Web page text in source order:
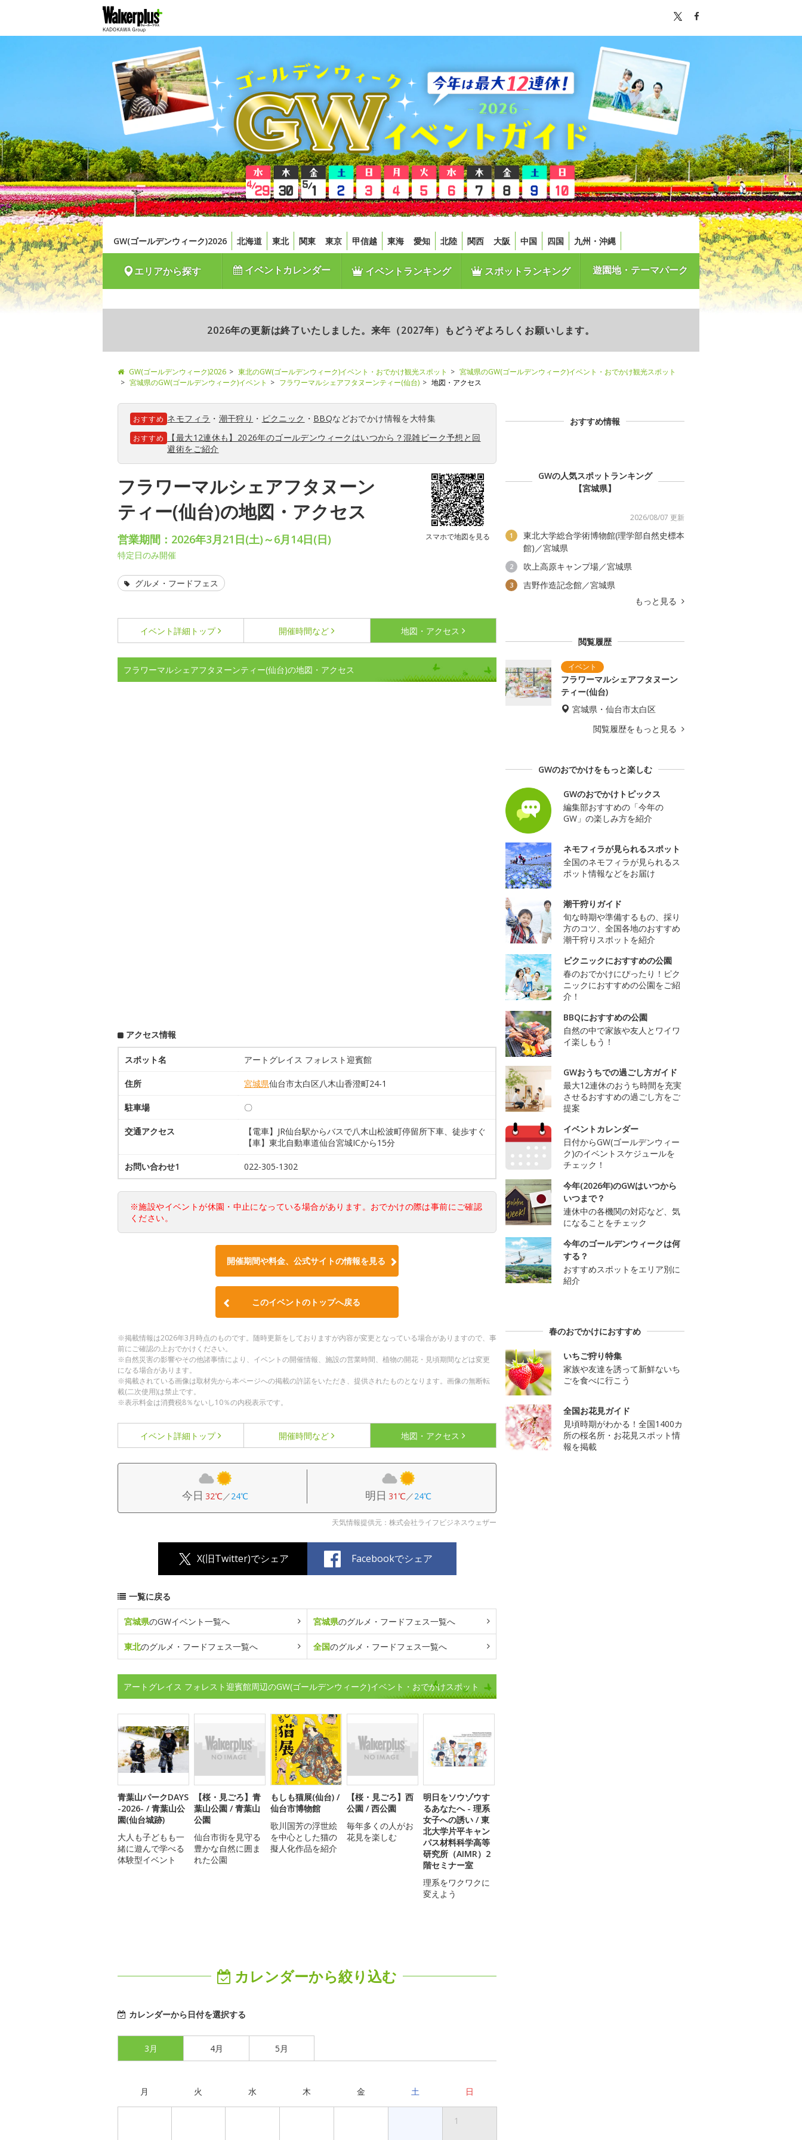
GW(ゴールデンウィーク)2026 北海道 東北 関東 東京 甲信越 東海 愛知 北陸 関西 大阪 中国 四国 九州・沖縄
エリアから探す イベントカレンダー イベントランキング スポットランキング 遊園地・テーマパーク
2026年の更新は終了いたしました。来年（2027年）もどうぞよろしくお願いします。
GW(ゴールデンウィーク)2026 東北のGW(ゴールデンウィーク)イベント・おでかけ観光スポット
宮城県のGW(ゴールデンウィーク)イベント・おでかけ観光スポット
宮城県のGW(ゴールデンウィーク)イベント
フラワーマルシェアフタヌーンティー(仙台) 地図・アクセス
おすすめ ネモフィラ ・ 潮干狩り ・ ピクニック ・ BBQなどおでかけ情報を大特集
おすすめ
【最大12連休も】2026年のゴールデンウィークはいつから？混雑ピーク予想と回
避術をご紹介
フラワーマルシェアフタヌーン
ティー(仙台)の地図・アクセス
スマホで地図を見る
営業期間：2026年3月21日(土)～6月14日(日)
特定日のみ開催
グルメ・フードフェス
イベント詳細 トップ 開催時間など 地図・アクセス
フラワーマルシェアフタヌーンティー(仙台)の地図・アクセス
アクセス情報
スポット名 アートグレイス フォレスト迎賓館
住所 宮城県仙台市太白区八木山香澄町24-1
駐車場 〇
交通アクセス
【電車】JR仙台駅からバスで八木山松波町停留所下車、徒歩すぐ
【車】東北自動車道仙台宮城ICから15分
お問い合わせ1 022-305-1302
※施設やイベントが休園・中止になっている場合があります。おでかけの際は事前にご確認
ください。
開催期間や料金、公式サイトの情報を見る
このイベントのトップへ戻る
※掲載情報は2026年3月時点のものです。随時更新をしておりますが内容が変更となっている場合がありますので、事
前にご確認の上おでかけください。
※自然災害の影響やその他諸事情により、イベントの開催情報、施設の営業時間、植物の開花・見頃期間などは変更
になる場合があります。
※掲載されている画像は取材先から本ページへの掲載の許諾をいただき、提供されたものとなります。画像の無断転
載(二次使用)は禁止です。
※表示料金は消費税8％ないし10％の内税表示です。
イベント詳細 トップ 開催時間など 地図・アクセス
今日 32℃／24℃ 明日 31℃／24℃
天気情報提供元：株式会社ライフビジネスウェザー
X(旧Twitter)でシェア Facebookでシェア
一覧に戻る
宮城県のGWイベント一覧へ 宮城県のグルメ・フードフェス一覧へ
東北のグルメ・フードフェス一覧へ 全国のグルメ・フードフェス一覧へ
アートグレイス フォレスト迎賓館周辺のGW(ゴールデンウィーク)イベント・おでかけスポット
青葉山パークDAYS
-2026- / 青葉山公
園(仙台城跡)
大人も子どもも一
緒に遊んで学べる
体験型イベント
【桜・見ごろ】青
葉山公園 / 青葉山
公園
仙台市街を見守る
豊かな自然に囲ま
れた公園
もしも猫展(仙台) /
仙台市博物館
歌川国芳の浮世絵
を中心とした猫の
擬人化作品を紹介
【桜・見ごろ】西
公園 / 西公園
毎年多くの人がお
花見を楽しむ
明日をソウゾウす
るあなたへ - 理系
女子への誘い / 東
北大学片平キャン
パス材料科学高等
研究所（AIMR）2
階セミナー室
理系をワクワクに
変えよう
カレンダーから絞り込む
カレンダーから日付を選択する
3月 4月 5月
月 火 水 木 金 土 日
1
おすすめ情報
GWの人気スポットランキング
【宮城県】
2026/08/07 更新
1
東北大学総合学術博物館(理学部自然史標本
館)／宮城県
2 吹上高原キャンプ場／宮城県
3
吉野作造記念館／宮城県
もっと見る
閲覧履歴
フラワーマルシェアフタヌーン
ティー(仙台)
宮城県・仙台市太白区
閲覧履歴をもっと見る
GWのおでかけをもっと楽しむ
GWのおでかけトピックス
編集部おすすめの「今年の
GW」の楽しみ方を紹介
ネモフィラが見られるスポット
全国のネモフィラが見られるス
ポット情報などをお届け
潮干狩りガイド
旬な時期や準備するもの、採り
方のコツ、全国各地のおすすめ
潮干狩りスポットを紹介
ピクニックにおすすめの公園
春のおでかけにぴったり！ピク
ニックにおすすめの公園をご紹
介！
BBQにおすすめの公園
自然の中で家族や友人とワイワ
イ楽しもう！
GWおうちでの過ごし方ガイド
最大12連休のおうち時間を充実
させるおすすめの過ごし方をご
提案
イベントカレンダー
日付からGW(ゴールデンウィー
ク)のイベントスケジュールを
チェック！
今年(2026年)のGWはいつから
いつまで？
連休中の各機関の対応など、気
になることをチェック
今年のゴールデンウィークは何
する？
おすすめスポットをエリア別に
紹介
春のおでかけにおすすめ
いちご狩り特集
家族や友達を誘って新鮮ないち
ごを食べに行こう
全国お花見ガイド
見頃時期がわかる！全国1400カ
所の桜名所・お花見スポット情
報を掲載